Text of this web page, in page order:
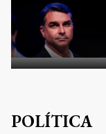
POLÍTICA